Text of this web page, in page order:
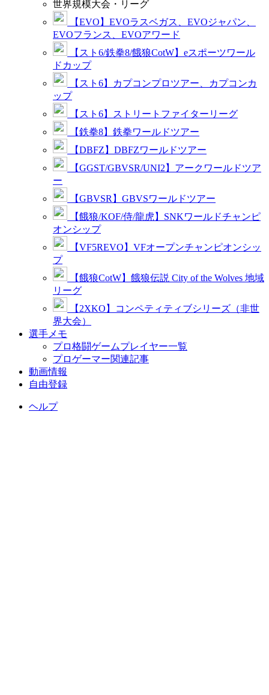
世界規模大会・リーグ
【EVO】EVOラスベガス、EVOジャパン、
EVOフランス、EVOアワード
【スト6/鉄拳8/餓狼CotW】eスポーツワール
ドカップ
【スト6】カプコンプロツアー、カプコンカ
ップ
【スト6】ストリートファイターリーグ
【鉄拳8】鉄拳ワールドツアー
【DBFZ】DBFZワールドツアー
【GGST/GBVSR/UNI2】アークワールドツア
ー
【GBVSR】GBVSワールドツアー
【餓狼/KOF/侍/龍虎】SNKワールドチャンピ
オンシップ
【VF5REVO】VFオープンチャンピオンシッ
プ
【餓狼CotW】餓狼伝説 City of the Wolves 地域
リーグ
【2XKO】コンペティティブシリーズ（非世
界大会）
選手メモ
プロ格闘ゲームプレイヤー一覧
プロゲーマー関連記事
動画情報
自由登録
ヘルプ